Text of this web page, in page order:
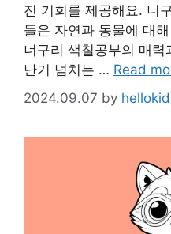
진 기회를 제공해요. 너
들은 자연과 동물에 대
너구리 색칠공부의 매
난기 넘치는 … Read
2024.09.07 by